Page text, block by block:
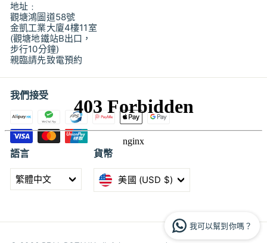
地址﹕
觀塘鴻圖道58號
金凱工業大廈4樓11室
(觀塘地鐵站B出口，
步行10分鐘)
親臨請先致電預約
我們接受
語言
繁體中文
貨幣
美國 (USD $)
我可以幫到你嗎？